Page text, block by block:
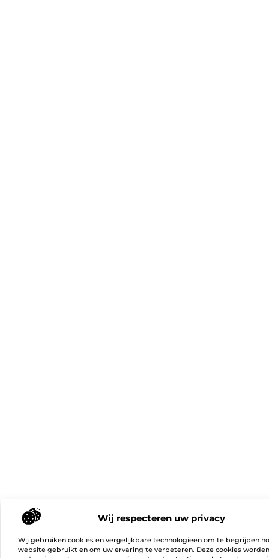
Wij respecteren uw privacy
Wij gebruiken cookies en vergelijkbare technologieën om te begrijpen
website gebruikt en om uw ervaring te verbeteren. Deze cookies